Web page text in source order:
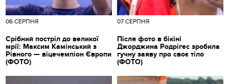
06 СЕРПНЯ
Срібний постріл до великої
мрії: Максим Камінський з
Рівного — віцечемпіон Європи
(ФОТО)
07 СЕРПНЯ
Після фото в бікіні
Джорджина Родрігес зробила
гучну заяву про своє тіло
(ФОТО)